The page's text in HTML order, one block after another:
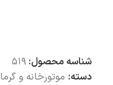
شناسه محصول: 519
دسته: موتورخانه و